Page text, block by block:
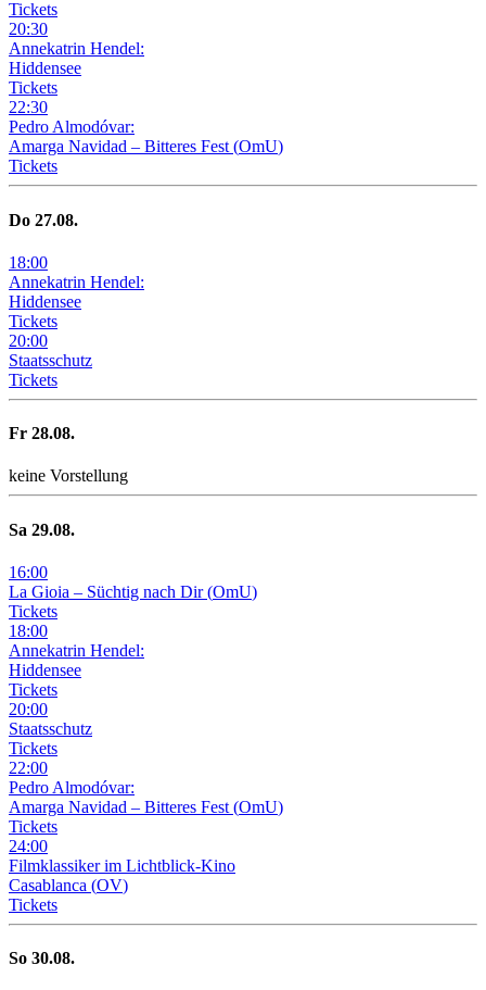
Tickets
20:30
Annekatrin Hendel:
Hiddensee
Tickets
22:30
Pedro Almodóvar:
Amarga Navidad – Bitteres Fest (OmU)
Tickets
Do 27.08.
18:00
Annekatrin Hendel:
Hiddensee
Tickets
20:00
Staatsschutz
Tickets
Fr 28.08.
keine Vorstellung
Sa 29.08.
16:00
La Gioia – Süchtig nach Dir (OmU)
Tickets
18:00
Annekatrin Hendel:
Hiddensee
Tickets
20:00
Staatsschutz
Tickets
22:00
Pedro Almodóvar:
Amarga Navidad – Bitteres Fest (OmU)
Tickets
24:00
Filmklassiker im Lichtblick-Kino
Casablanca (OV)
Tickets
So 30.08.